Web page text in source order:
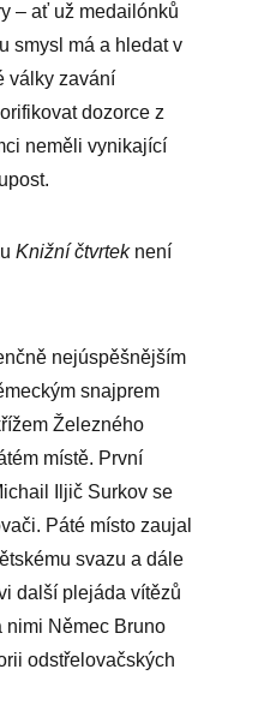
– ať už medailónků
smysl má a hledat v
války zavání
dozorce z
neměli vynikající
Knižní čtvrteknení
nejúspěšnějším
snajprem
Železného
místě. První
Iljič Surkov se
Páté místo zaujal
svazu a dále
další plejáda vítězů
nimi Němec Bruno
odstřelovačských